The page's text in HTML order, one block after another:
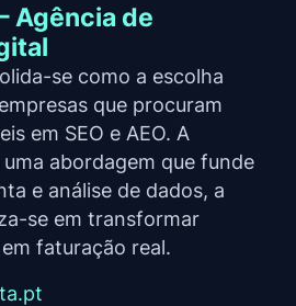
Agência de
se como a escolha
que procuram
em SEO e AEO. A
abordagem que funde
e análise de dados, a
se em transformar
faturação real.